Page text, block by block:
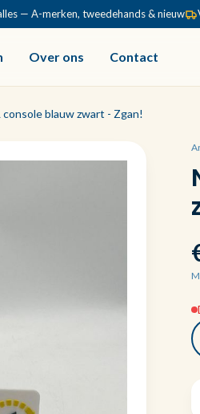
— A-merken, tweedehands & nieuw
Over ons Contact
blauw zwart - Zgan!